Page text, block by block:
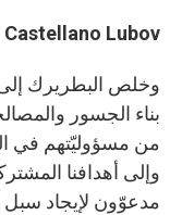
Lubov
وخلص البطريرك
بناء الجسور
من مسؤوليّتهم في
وإلى أهدافنا
مدعوّون لإيجاد سبل